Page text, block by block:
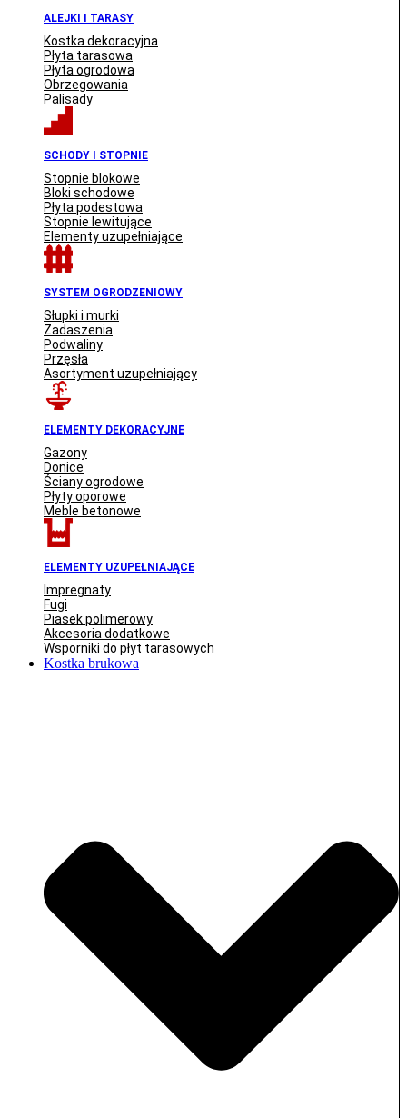
ALEJKI I TARASY
Kostka dekoracyjna
Płyta tarasowa
Płyta ogrodowa
Obrzegowania
Palisady
SCHODY I STOPNIE
Stopnie blokowe
Bloki schodowe
Płyta podestowa
Stopnie lewitujące
Elementy uzupełniające
SYSTEM OGRODZENIOWY
Słupki i murki
Zadaszenia
Podwaliny
Przęsła
Asortyment uzupełniający
ELEMENTY DEKORACYJNE
Gazony
Donice
Ściany ogrodowe
Płyty oporowe
Meble betonowe
ELEMENTY UZUPEŁNIAJĄCE
Impregnaty
Fugi
Piasek polimerowy
Akcesoria dodatkowe
Wsporniki do płyt tarasowych
Kostka brukowa